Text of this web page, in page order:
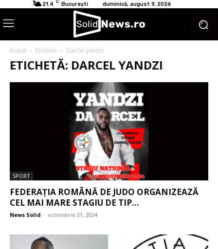
21.4 C București duminică, august 9, 2026
Acasă Etichete Darcel yandzi
ETICHETĂ: DARCEL YANDZI
SPORT
FEDERAȚIA ROMÂNĂ DE JUDO ORGANIZEAZĂ
CEL MAI MARE STAGIU DE TIP...
News Solid - octombrie 31, 2024